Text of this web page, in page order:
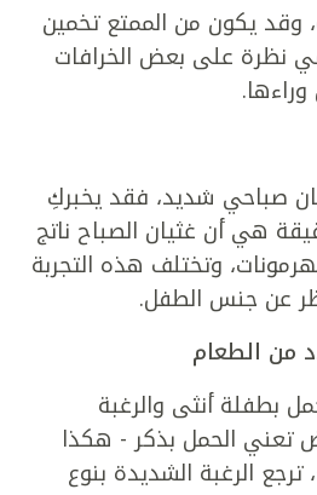
وقد يكون من الممتع تخمين
نظرة على بعض الخرافات
صباحي شديد، فقد يخبركِ
هي أن غثيان الصباح ناتج
وتختلف هذه التجربة
عن جنس الطفل.
من الطعام
بطفلة أنثى والرغبة
تعني الحمل بذكر - هكذا
الرغبة الشديدة بنوع